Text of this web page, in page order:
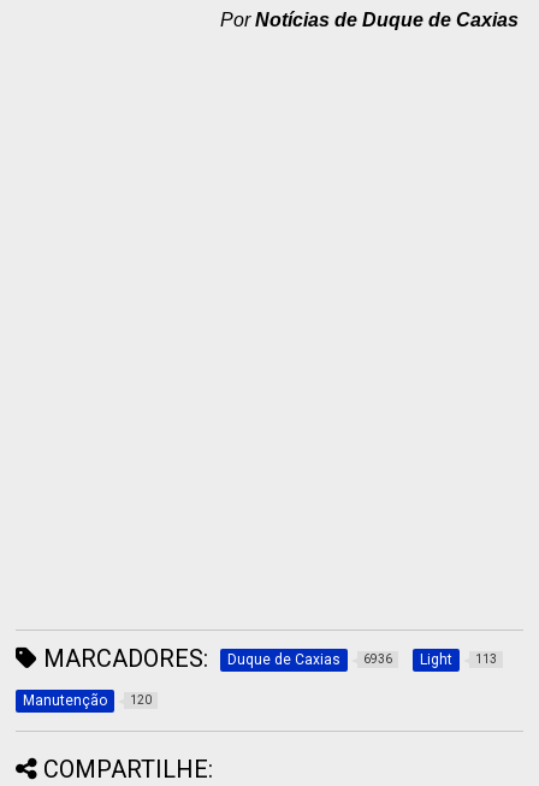
PorNotícias de Duque de Caxias
MARCADORES: Duque de Caxias 6936 Light 113
Manutenção 120
COMPARTILHE: